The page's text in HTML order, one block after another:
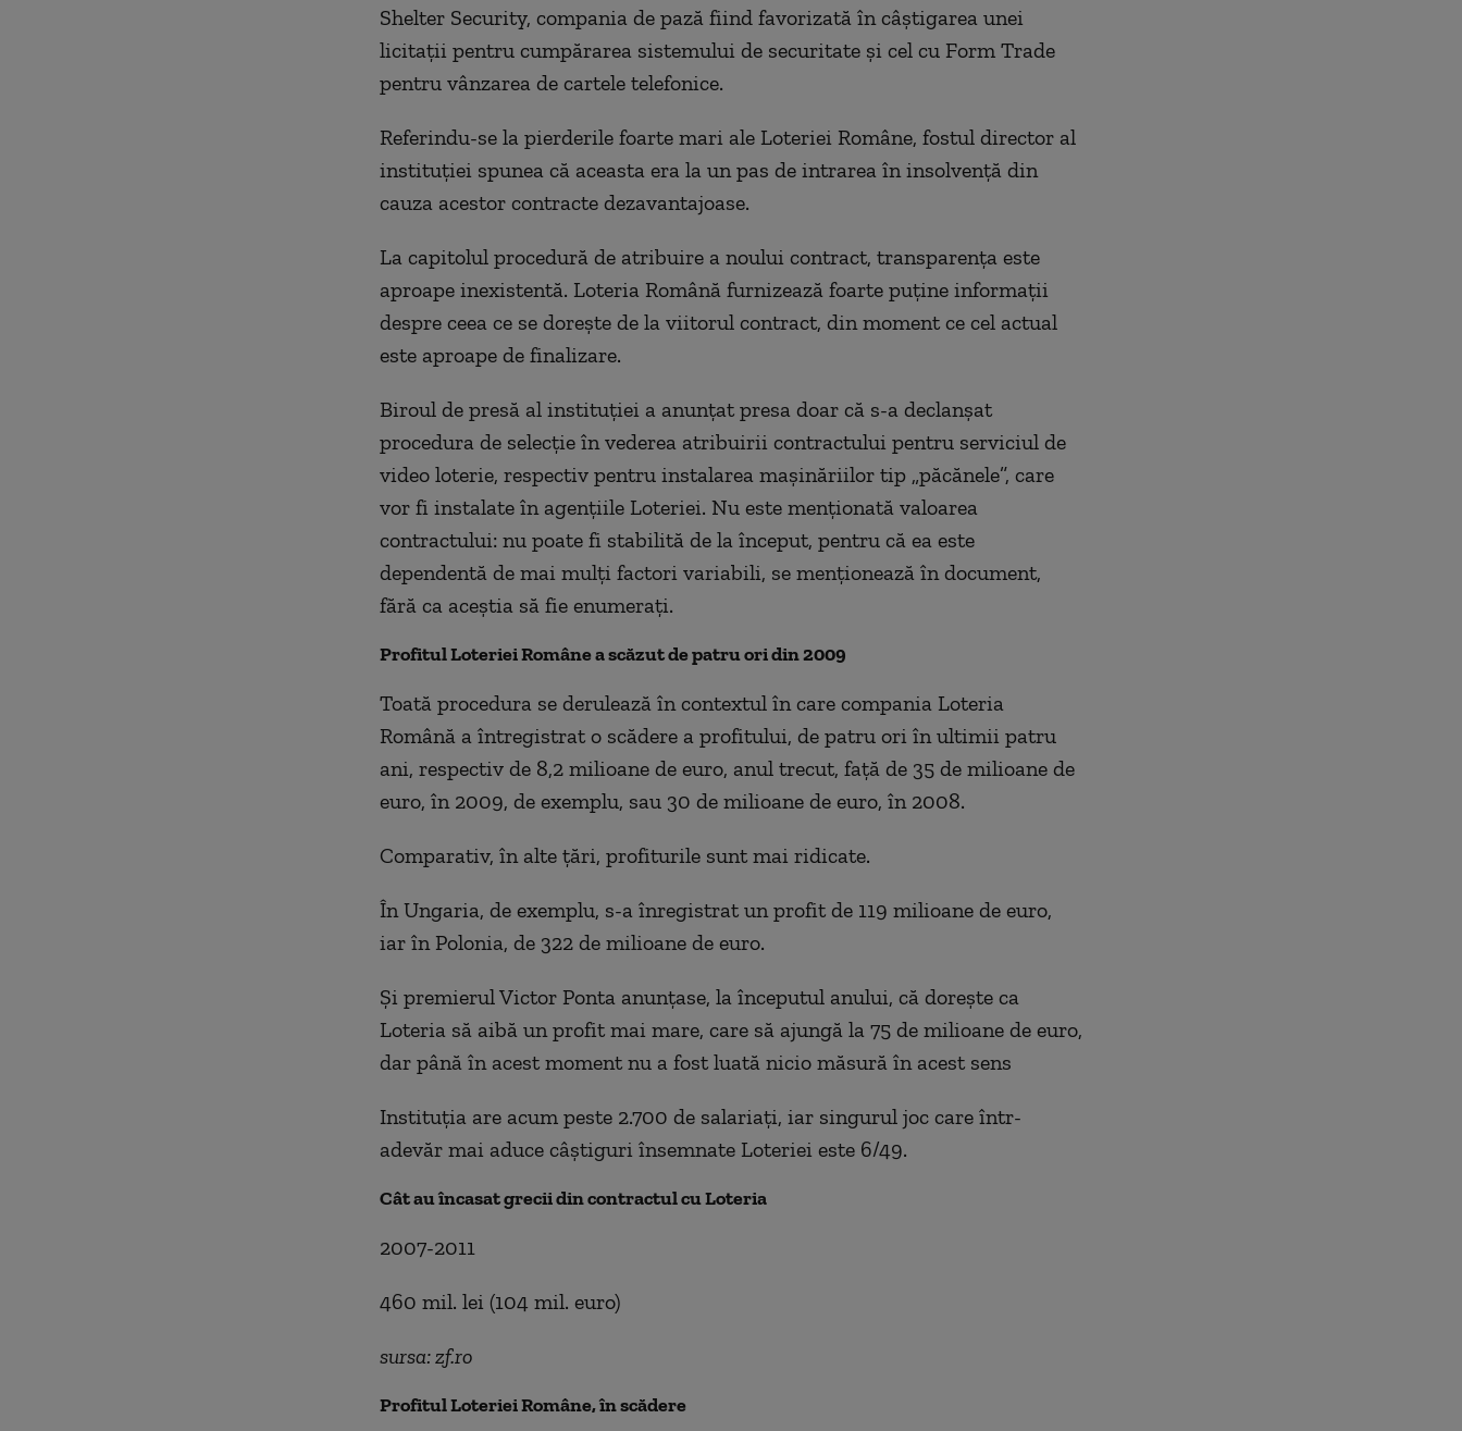
Shelter Security, compania de pază fiind favorizată în câştigarea unei
licitaţii pentru cumpărarea sistemului de securitate şi cel cu Form Trade
pentru vânzarea de cartele telefonice.
Referindu-se la pierderile foarte mari ale Loteriei Române, fostul director al
instituției spunea că aceasta era la un pas de intrarea în insolvență din
cauza acestor contracte dezavantajoase.
La capitolul procedură de atribuire a noului contract, transparența este
aproape inexistentă. Loteria Română furnizează foarte puține informații
despre ceea ce se dorește de la viitorul contract, din moment ce cel actual
este aproape de finalizare.
Biroul de presă al instituției a anunțat presa doar că s-a declanșat
procedura de selecție în vederea atribuirii contractului pentru serviciul de
video loterie, respectiv pentru instalarea mașinăriilor tip „păcănele”, care
vor fi instalate în agențiile Loteriei. Nu este menționată valoarea
contractului: nu poate fi stabilită de la început, pentru că ea este
dependentă de mai mulți factori variabili, se menționează în document,
fără ca aceștia să fie enumerați.
Profitul Loteriei Române a scăzut de patru ori din 2009
Toată procedura se derulează în contextul în care compania Loteria
Română a întregistrat o scădere a profitului, de patru ori în ultimii patru
ani, respectiv de 8,2 milioane de euro, anul trecut, față de 35 de milioane de
euro, în 2009, de exemplu, sau 30 de milioane de euro, în 2008.
Comparativ, în alte țări, profiturile sunt mai ridicate.
În Ungaria, de exemplu, s-a înregistrat un profit de 119 milioane de euro,
iar în Polonia, de 322 de milioane de euro.
Și premierul Victor Ponta anunțase, la începutul anului, că dorește ca
Loteria să aibă un profit mai mare, care să ajungă la 75 de milioane de euro,
dar până în acest moment nu a fost luată nicio măsură în acest sens
Instituția are acum peste 2.700 de salariați, iar singurul joc care într-
adevăr mai aduce câștiguri însemnate Loteriei este 6/49.
Cât au încasat grecii din contractul cu Loteria
2007-2011
460 mil. lei (104 mil. euro)
sursa: zf.ro
Profitul Loteriei Române, în scădere